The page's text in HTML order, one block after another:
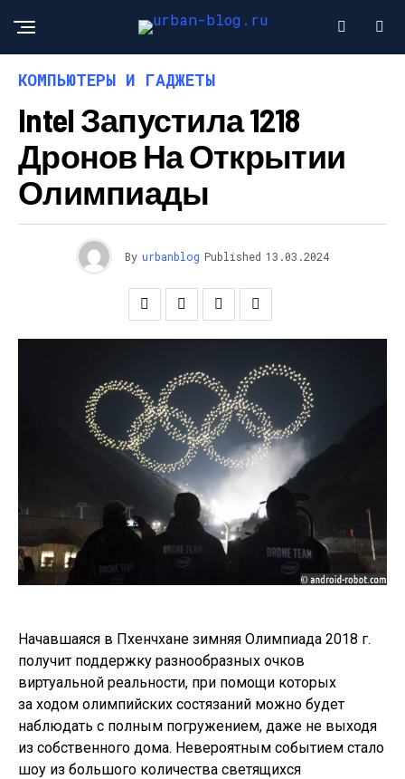
КОМПЬЮТЕРЫ И ГАДЖЕТЫ
Intel Запустила 1218
Дронов На Открытии
Олимпиады
By urbanblog Published 13.03.2024
Начавшаяся в Пхенчхане зимняя Олимпиада 2018 г.
получит поддержку разнообразных очков
виртуальной реальности, при помощи которых
за ходом олимпийских состязаний можно будет
наблюдать с полным погружением, даже не выходя
из собственного дома. Невероятным событием стало
шоу из большого количества светящихся